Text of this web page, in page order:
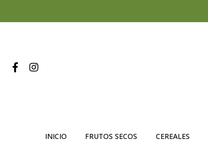
INICIO FRUTOS SECOS CEREALES